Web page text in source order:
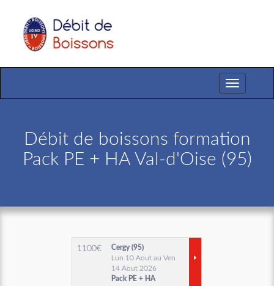
Toggle
navigation
Débit de boissons formation
Pack PE + HA Val-d'Oise (95)
1100€
Cergy (95)
Lun 10 Aout au Ven
14 Aout 2026
Pack PE + HA